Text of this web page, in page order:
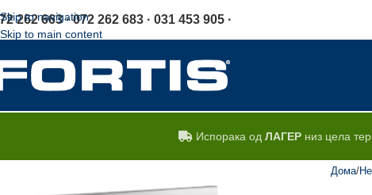
Skip to navigation
Skip to main content
262 663 · 072 262 683 · 031 453 905 ·
Испорака од ЛАГЕРниз цела
Дома